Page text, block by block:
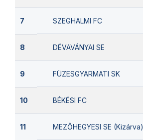
7 SZEGHALMI FC
8 DÉVAVÁNYAI SE
9 FÜZESGYARMATI SK
10 BÉKÉSI FC
11 MEZŐHEGYESI SE (Kizárva)